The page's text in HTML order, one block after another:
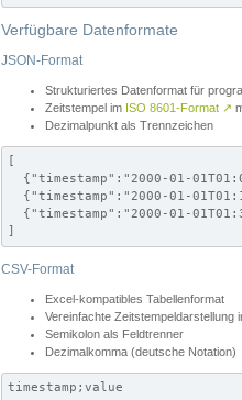
Verfügbare Datenformate
JSON-Format
Strukturiertes Datenformat für
Zeitstempel im ISO 8601-Format ↗
Dezimalpunkt als Trennzeichen
[
{"timestamp":"2000-01-
{"timestamp":"2000-01-
{"timestamp":"2000-01-
]
CSV-Format
Excel-kompatibles Tabellenformat
Vereinfachte Zeitstempeldarstellung
Semikolon als Feldtrenner
Dezimalkomma (deutsche Notation)
timestamp;value